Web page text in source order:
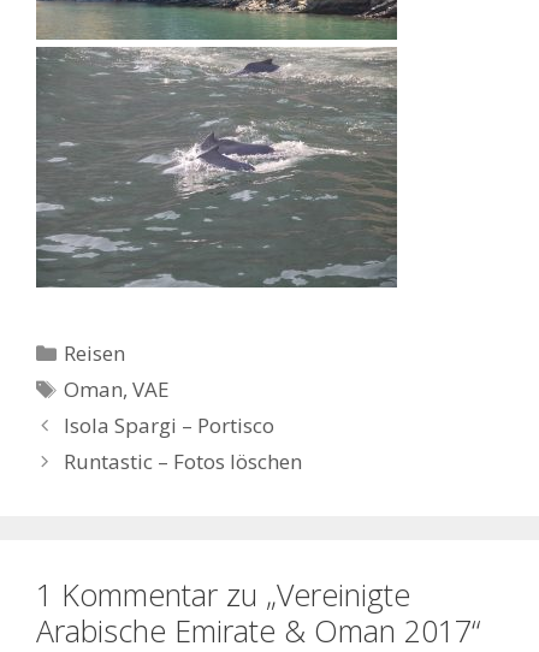
Kategorien
Reisen
Schlagwörter
Oman,VAE
Isola Spargi – Portisco
Runtastic – Fotos löschen
1 Kommentar zu „Vereinigte
Arabische Emirate & Oman 2017“